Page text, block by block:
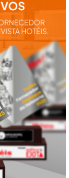
utilização de
produtos:
manuais,
vídeos,
catálogos e
tudo mais que
precisa.